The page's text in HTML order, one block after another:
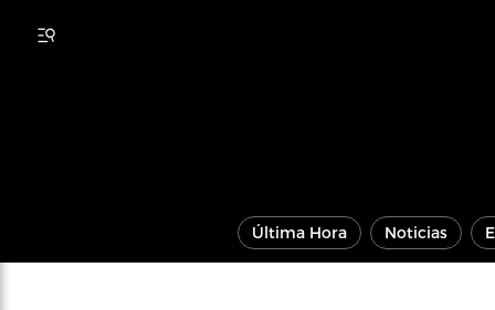
Última Hora Noticias